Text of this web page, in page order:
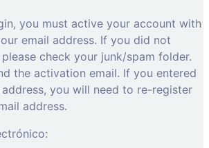
you must active your account with
email address. If you did not
check your junk/spam folder.
the activation email. If you entered
you will need to re-register
address.